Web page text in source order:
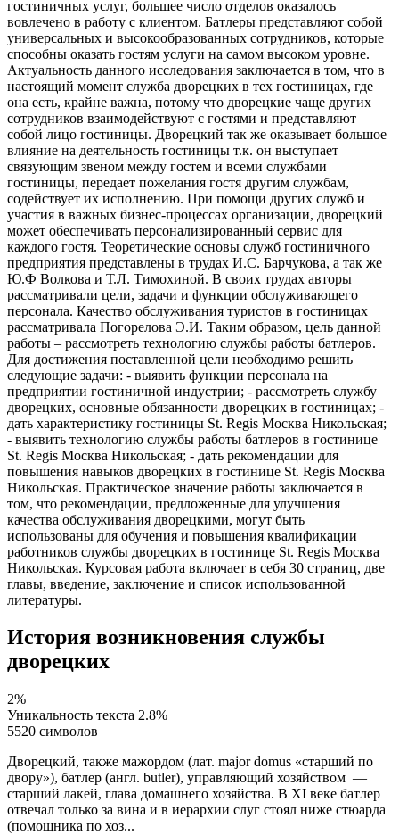
гостиничных услуг, большее число отделов оказалось
вовлечено в работу с клиентом. Батлеры представляют собой
универсальных и высокообразованных сотрудников, которые
способны оказать гостям услуги на самом высоком уровне.
Актуальность данного исследования заключается в том, что в
настоящий момент служба дворецких в тех гостиницах, где
она есть, крайне важна, потому что дворецкие чаще других
сотрудников взаимодействуют с гостями и представляют
собой лицо гостиницы. Дворецкий так же оказывает большое
влияние на деятельность гостиницы т.к. он выступает
связующим звеном между гостем и всеми службами
гостиницы, передает пожелания гостя другим службам,
содействует их исполнению. При помощи других служб и
участия в важных бизнес-процессах организации, дворецкий
может обеспечивать персонализированный сервис для
каждого гостя. Теоретические основы служб гостиничного
предприятия представлены в трудах И.С. Барчукова, а так же
Ю.Ф Волкова и Т.Л. Тимохиной. В своих трудах авторы
рассматривали цели, задачи и функции обслуживающего
персонала. Качество обслуживания туристов в гостиницах
рассматривала Погорелова Э.И. Таким образом, цель данной
работы – рассмотреть технологию службы работы батлеров.
Для достижения поставленной цели необходимо решить
следующие задачи: - выявить функции персонала на
предприятии гостиничной индустрии; - рассмотреть службу
дворецких, основные обязанности дворецких в гостиницах; -
дать характеристику гостиницы St. Regis Москва Никольская;
- выявить технологию службы работы батлеров в гостинице
St. Regis Москва Никольская; - дать рекомендации для
повышения навыков дворецких в гостинице St. Regis Москва
Никольская. Практическое значение работы заключается в
том, что рекомендации, предложенные для улучшения
качества обслуживания дворецкими, могут быть
использованы для обучения и повышения квалификации
работников службы дворецких в гостинице St. Regis Москва
Никольская. Курсовая работа включает в себя 30 страниц, две
главы, введение, заключение и список использованной
литературы.
История возникновения службы
дворецких
2%
Уникальность текста 2.8%
5520 символов
Дворецкий, также мажордом (лат. major domus «старший по
двору»), батлер (англ. butler), управляющий хозяйством —
старший лакей, глава домашнего хозяйства. В XI веке батлер
отвечал только за вина и в иерархии слуг стоял ниже стюарда
(помощника по хоз...